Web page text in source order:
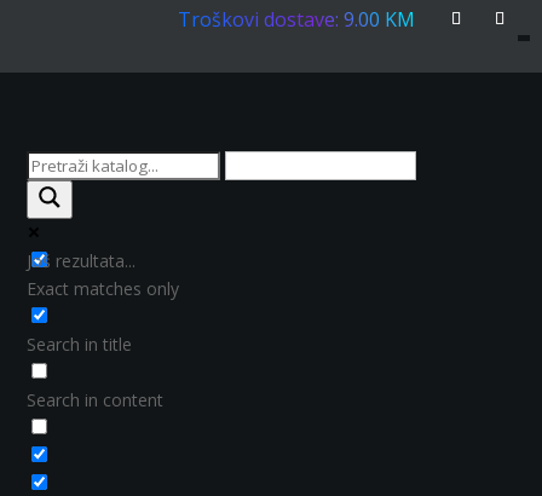
Troškovi dostave: 9.00 KM
Još rezultata...
Exact matches only
Search in title
Search in content